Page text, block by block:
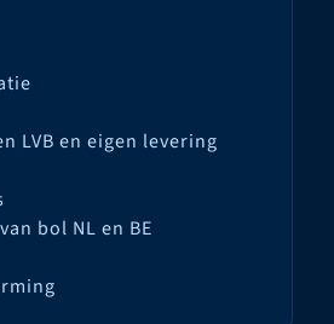
LVB en eigen levering
bol NL en BE